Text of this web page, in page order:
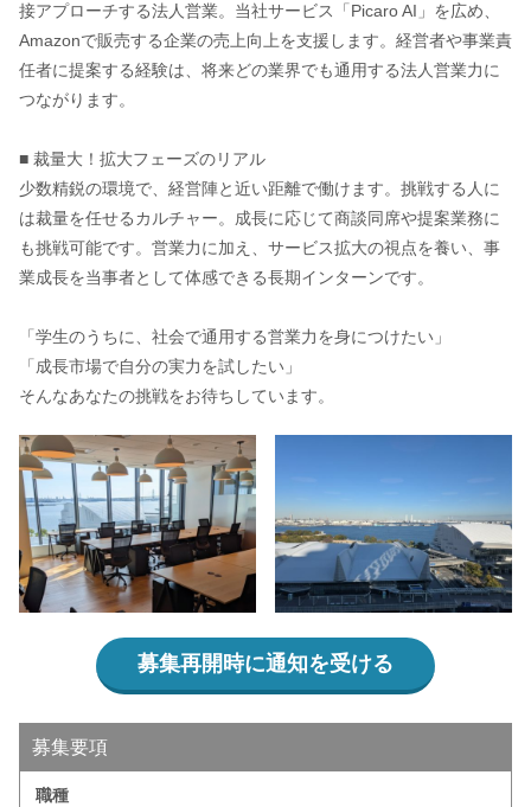
接アプローチする法人営業。当社サービス「Picaro AI」を広め、
Amazonで販売する企業の売上向上を支援します。経営者や事業責
任者に提案する経験は、将来どの業界でも通用する法人営業力に
つながります。
■ 裁量大！拡大フェーズのリアル
少数精鋭の環境で、経営陣と近い距離で働けます。挑戦する人に
は裁量を任せるカルチャー。成長に応じて商談同席や提案業務に
も挑戦可能です。営業力に加え、サービス拡大の視点を養い、事
業成長を当事者として体感できる長期インターンです。
「学生のうちに、社会で通用する営業力を身につけたい」
「成長市場で自分の実力を試したい」
そんなあなたの挑戦をお待ちしています。
募集再開時に通知を受ける
募集要項
職種